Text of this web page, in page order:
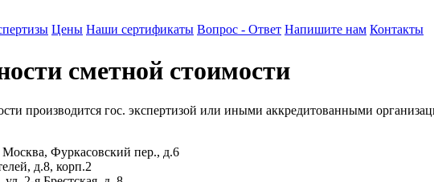
Цены Наши сертификаты Вопрос - Ответ Напишите нам Контакты
сметной стоимости
производится гос. экспертизой или иными аккредитованными
Фуркасовский пер., д.6
д.8, корп.2